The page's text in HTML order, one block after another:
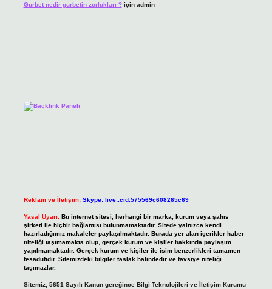
Gurbet nedir gurbetin zorlukları ?için admin
Reklam ve İletişim: Skype: live:.cid.575569c608265c69
Yasal Uyarı: Bu internet sitesi, herhangi bir marka, kurum veya şahıs
şirketi ile hiçbir bağlantısı bulunmamaktadır. Sitede yalnızca kendi
hazırladığımız makaleler paylaşılmaktadır. Burada yer alan içerikler haber
niteliği taşımamakta olup, gerçek kurum ve kişiler hakkında paylaşım
yapılmamaktadır. Gerçek kurum ve kişiler ile isim benzerlikleri tamamen
tesadüfidir. Sitemizdeki bilgiler taslak halindedir ve tavsiye niteliği
taşımazlar.
Sitemiz, 5651 Sayılı Kanun gereğince Bilgi Teknolojileri ve İletişim Kurumu